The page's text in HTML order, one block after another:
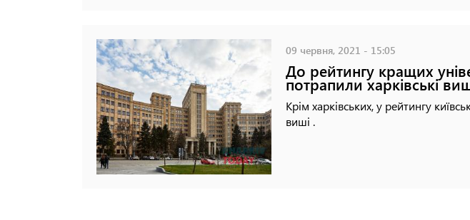
09 червня, 2021 - 15:05
До рейтингу кращих
потрапили харківські
Крім харківських, у рейтингу
виші .